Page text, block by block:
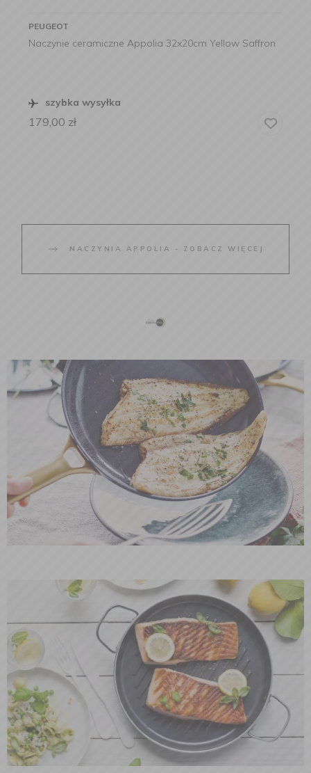
PEUGEOT
Naczynie ceramiczne Appolia 32x20cm Yellow Saffron
szybka wysyłka
179,00 zł
NACZYNIA APPOLIA - ZOBACZ WIĘCEJ